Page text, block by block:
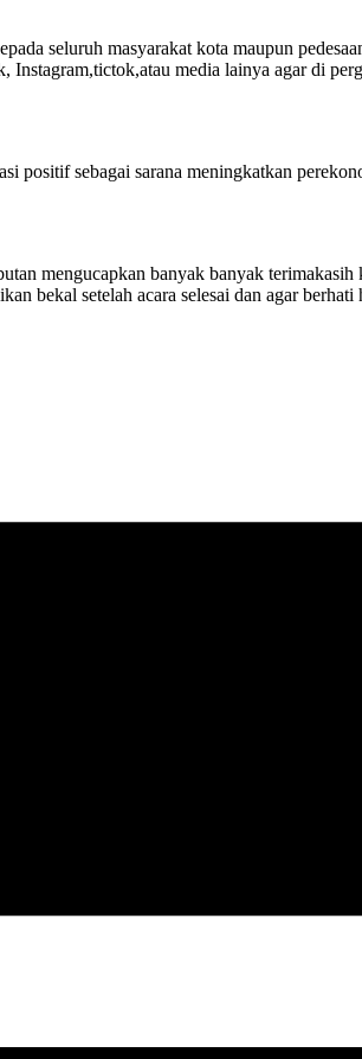
seluruh masyarakat kota maupun
Instagram,tictok,atau media lainya agar di
positif sebagai sarana meningkatkan
mengucapkan banyak banyak
bekal setelah acara selesai dan agar